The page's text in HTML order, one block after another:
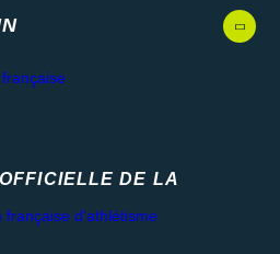
DE LA